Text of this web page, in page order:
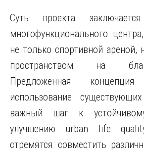
Суть проекта
многофункционального
не только спортивной ареной,
пространством на
Предложенная концепция
использование
важный шаг к
улучшению urban life
стремятся совместить